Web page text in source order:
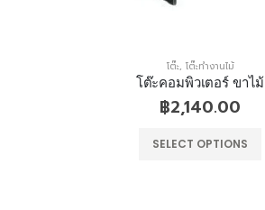
โต๊ะ, โต๊ะทำงานไม้
โต๊ะคอมพิวเตอร์ ขาไม้
฿2,140.00
SELECT OPTIONS